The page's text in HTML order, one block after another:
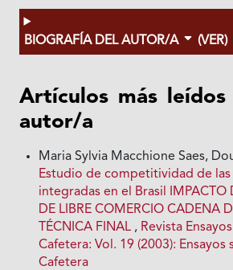
BIOGRAFÍA DEL AUTOR/A (VER)
Artículos más
autor/a
Maria Sylvia Macchione Saes,
Estudio de competitividad de las
integradas en el Brasil IMPACTO
DE LIBRE COMERCIO CADENA
TÉCNICA FINAL , Revista
Cafetera: Vol. 19 (2003):
Cafetera